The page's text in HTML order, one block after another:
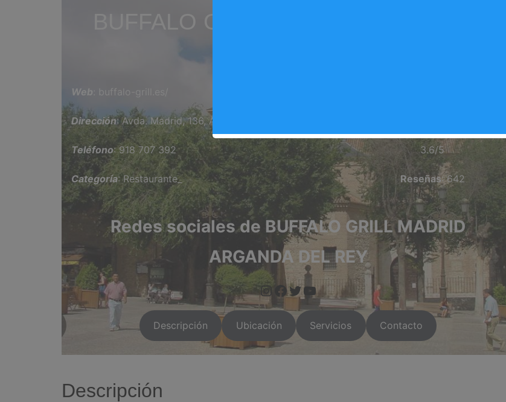
Web : buffalo-grill.es/
Dirección: Avda. Madrid, 136, Arganda del Rey
Teléfono: 918 707 392
Categoría: Restaurante_
3.6/5
Reseñas: 642
Redes sociales de BUFFALO GRILL MADRID
ARGANDA DEL REY
https://www.instagram.com/arganda.info/?next=%2F
facebook.com/pages/Buffalo-Grill-Espa%C3%B1a/125834260818264
twitter.com/ /BuffaloGrillEsp
https://arganda.info/
Descripción Ubicación Servicios Contacto
Descripción